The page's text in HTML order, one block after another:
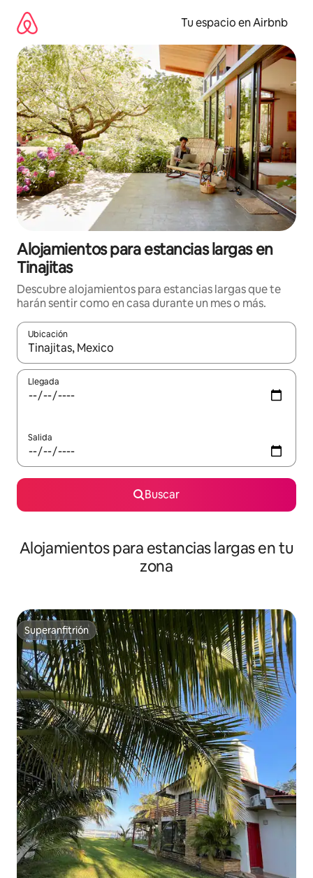
contenido
Tu espacio en Airbnb
Alojamientos para estancias largas en
Tinajitas
Descubre alojamientos para estancias largas que te
harán sentir como en casa durante un mes o más.
Ubicación
Cuando los resultados estén disponibles, podrás navegar
Llegada
Salida
Buscar
Alojamientos para estancias largas en tu
zona
Superanfitrión
Superanfitrión